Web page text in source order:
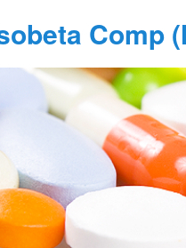
Comp